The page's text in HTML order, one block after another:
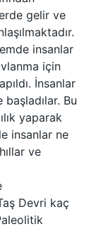
gelir ve
insanlar
için
İnsanlar
Bu
yaparak
insanlar ne
ve
Devri kaç